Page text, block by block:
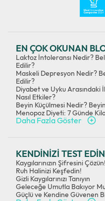
EN ÇOK OKUNAN
Laktoz İntoleransı Nedir?
Edilir?
Maskeli Depresyon Nedir?
Edilir?
Diyabet ve Uyku Arasındaki
Nasıl Etkiler?
Beyin Küçülmesi Nedir?
Menopoz Diyeti: 7 Günde
Daha Fazla Göster
KENDİNİZİ TEST EDİN
Kaygılarınızın Şifresini Çözün!
Ruh Halinizi Keşfedin!
Gizli Kaygılarınızı Tanıyın
Geleceğe Umutla Bakıyor
Güçlü ve Kendine Güvenen